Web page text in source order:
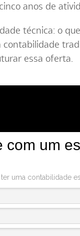
anos de
técnica: o
essa oferta.
um
uma contabilidade